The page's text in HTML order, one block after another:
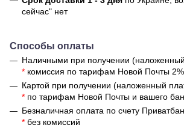
сейчас" нет
Способы оплаты
Наличными при получении
* комиссия по тарифам Новой Почты 2%
Картой при получении (наложенный
* по тарифам Новой Почты и вашего
Безналичная оплата по счету
* без комиссий